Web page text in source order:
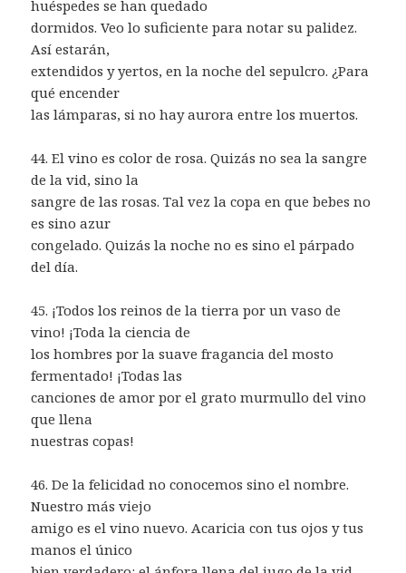
huéspedes se han quedado
dormidos. Veo lo suficiente para notar su palidez.
Así estarán,
extendidos y yertos, en la noche del sepulcro. ¿Para
qué encender
las lámparas, si no hay aurora entre los muertos.
44. El vino es color de rosa. Quizás no sea la sangre
de la vid, sino la
sangre de las rosas. Tal vez la copa en que bebes no
es sino azur
congelado. Quizás la noche no es sino el párpado
del día.
45. ¡Todos los reinos de la tierra por un vaso de
vino! ¡Toda la ciencia de
los hombres por la suave fragancia del mosto
fermentado! ¡Todas las
canciones de amor por el grato murmullo del vino
que llena
nuestras copas!
46. De la felicidad no conocemos sino el nombre.
Nuestro más viejo
amigo es el vino nuevo. Acaricia con tus ojos y tus
manos el único